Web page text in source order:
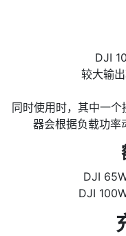
DJI
较大输
同时使用时，其中一
器会根据负载功率
DJI
DJI